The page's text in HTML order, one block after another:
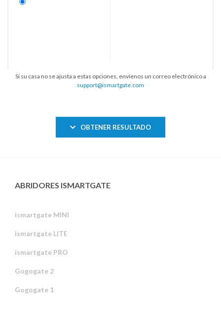
Si su casa no se ajusta a estas opciones, envíenos un correo electrónico a
support@ismartgate.com
OBTENER RESULTADO
ABRIDORES ISMARTGATE
ismartgate MINI
ismartgate LITE
ismartgate PRO
Gogogate 2
Gogogate 1